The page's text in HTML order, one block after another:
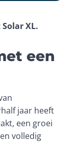
XL.
een
jaar heeft
een groei
volledig